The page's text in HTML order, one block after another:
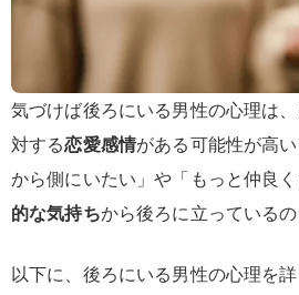
気づけば後ろにいる男性の心理は
対する恋愛感情がある可能性が高
から側にいたい」や「もっと仲良
的な気持ちから後ろに立っているの
以下に、後ろにいる男性の心理を詳